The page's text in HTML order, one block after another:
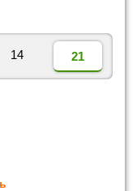
14 21